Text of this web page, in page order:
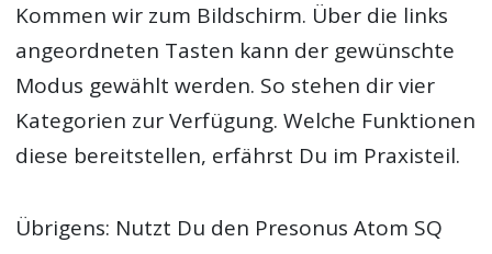
Kommen wir zum Bildschirm. Über die links
angeordneten Tasten kann der gewünschte
Modus gewählt werden. So stehen dir vier
Kategorien zur Verfügung. Welche Funktionen
diese bereitstellen, erfährst Du im Praxisteil.
Übrigens: Nutzt Du den Presonus Atom SQ